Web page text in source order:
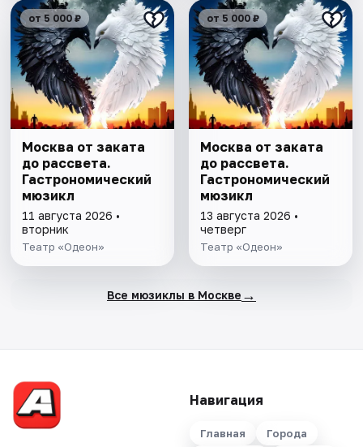
от 5 000 ₽
Москва от заката
до рассвета.
Гастрономический
мюзикл
11 августа 2026 •
вторник
Театр «Одеон»
от 5 000 ₽
Москва от заката
до рассвета.
Гастрономический
мюзикл
13 августа 2026 •
четверг
Театр «Одеон»
Все мюзиклы в Москве →
Навигация
Главная
Города